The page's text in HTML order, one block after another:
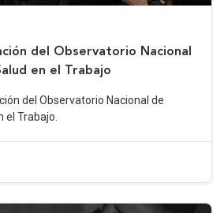
del Observatorio Nacional
en el Trabajo
del Observatorio Nacional de
el Trabajo.